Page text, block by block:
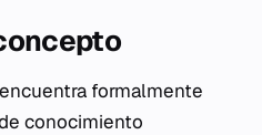
formalmente
conocimiento